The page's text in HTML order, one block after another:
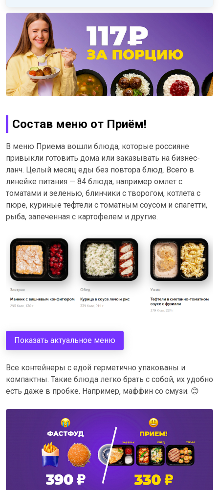
Состав меню от Приём!
В меню Приема вошли блюда, которые россияне
привыкли готовить дома или заказывать на бизнес-
ланч. Целый месяц еды без повтора блюд. Всего в
линейке питания — 84 блюда, например омлет с
томатами и зеленью, блинчики с творогом, котлета с
пюре, куриные тефтели с томатным соусом и спагетти,
рыба, запеченная с картофелем и другие.
Показать актуальное меню
Все контейнеры с едой герметично упакованы и
компактны. Такие блюда легко брать с собой, их удобно
есть даже в пробке. Например, маффин со смузи. 😊